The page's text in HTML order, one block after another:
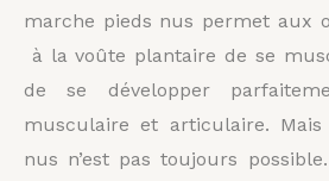
marche pieds nus permet aux
à la voûte plantaire de se
de se développer
musculaire et articulaire. Mais
nus n’est pas toujours